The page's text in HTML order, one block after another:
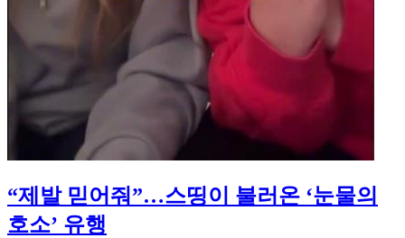
“제발 믿어줘”…스띵이 불러온 ‘눈물의
호소’ 유행